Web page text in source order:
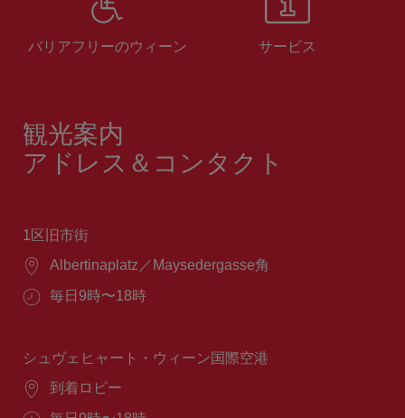
バリアフリーのウィーン サービス
観光案内
アドレス＆コンタクト
1区旧市街
場
Albertinaplatz／Maysedergasse角
営
間：
毎日9時〜18時
シュヴェヒャート・ウィーン国際空港
場
到着ロビー